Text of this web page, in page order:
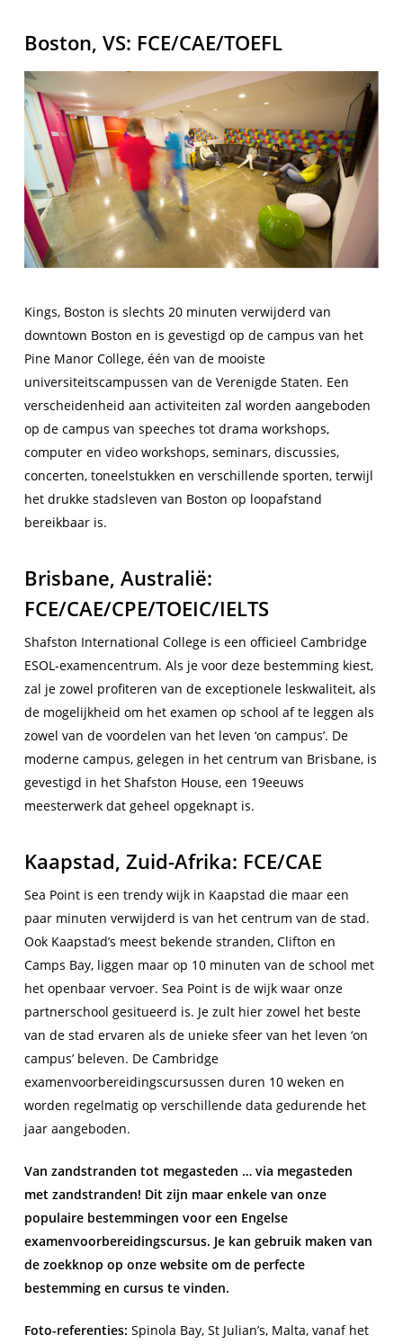
Boston, VS: FCE/CAE/TOEFL
Kings, Boston is slechts 20 minuten verwijderd van
downtown Boston en is gevestigd op de campus van het
Pine Manor College, één van de mooiste
universiteitscampussen van de Verenigde Staten. Een
verscheidenheid aan activiteiten zal worden aangeboden
op de campus van speeches tot drama workshops,
computer en video workshops, seminars, discussies,
concerten, toneelstukken en verschillende sporten, terwijl
het drukke stadsleven van Boston op loopafstand
bereikbaar is.
Brisbane, Australië:
FCE/CAE/CPE/TOEIC/IELTS
Shafston International College is een officieel Cambridge
ESOL-examencentrum. Als je voor deze bestemming kiest,
zal je zowel profiteren van de exceptionele leskwaliteit, als
de mogelijkheid om het examen op school af te leggen als
zowel van de voordelen van het leven ‘on campus’. De
moderne campus, gelegen in het centrum van Brisbane, is
gevestigd in het Shafston House, een 19eeuws
meesterwerk dat geheel opgeknapt is.
Kaapstad, Zuid-Afrika: FCE/CAE
Sea Point is een trendy wijk in Kaapstad die maar een
paar minuten verwijderd is van het centrum van de stad.
Ook Kaapstad’s meest bekende stranden, Clifton en
Camps Bay, liggen maar op 10 minuten van de school met
het openbaar vervoer. Sea Point is de wijk waar onze
partnerschool gesitueerd is. Je zult hier zowel het beste
van de stad ervaren als de unieke sfeer van het leven ‘on
campus’ beleven. De Cambridge
examenvoorbereidingscursussen duren 10 weken en
worden regelmatig op verschillende data gedurende het
jaar aangeboden.
Van zandstranden tot megasteden … via megasteden
met zandstranden! Dit zijn maar enkele van onze
populaire bestemmingen voor een Engelse
examenvoorbereidingscursus. Je kan gebruik maken van
de zoekknop op onze website om de perfecte
bestemming en cursus te vinden.
Foto-referenties: Spinola Bay, St Julian’s, Malta, vanaf het